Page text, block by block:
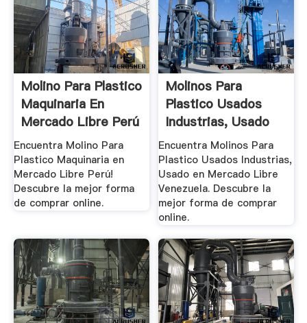
Molino Para Plastico
Maquinaria En
Mercado Libre Perú
Encuentra Molino Para
Plastico Maquinaria en
Mercado Libre Perú!
Descubre la mejor forma
de comprar online.
Molinos Para
Plastico Usados
Industrias, Usado
En ...
Encuentra Molinos Para
Plastico Usados Industrias,
Usado en Mercado Libre
Venezuela. Descubre la
mejor forma de comprar
online.